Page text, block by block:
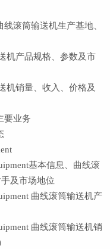
滚筒输送机生产基地、
产品规格、参数及市
销量、收入、价格及
业务
基本信息、曲线滚
及市场地位
曲线滚筒输送机产
曲线滚筒输送机销